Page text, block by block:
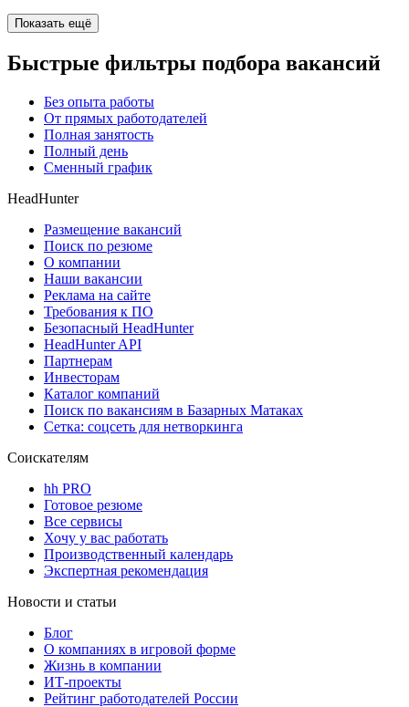
Показать ещё
Быстрые фильтры подбора вакансий
Без опыта работы
От прямых работодателей
Полная занятость
Полный день
Сменный график
HeadHunter
Размещение вакансий
Поиск по резюме
О компании
Наши вакансии
Реклама на сайте
Требования к ПО
Безопасный HeadHunter
HeadHunter API
Партнерам
Инвесторам
Каталог компаний
Поиск по вакансиям в Базарных Матаках
Сетка: соцсеть для нетворкинга
Соискателям
hh PRO
Готовое резюме
Все сервисы
Хочу у вас работать
Производственный календарь
Экспертная рекомендация
Новости и статьи
Блог
О компаниях в игровой форме
Жизнь в компании
ИТ-проекты
Рейтинг работодателей России